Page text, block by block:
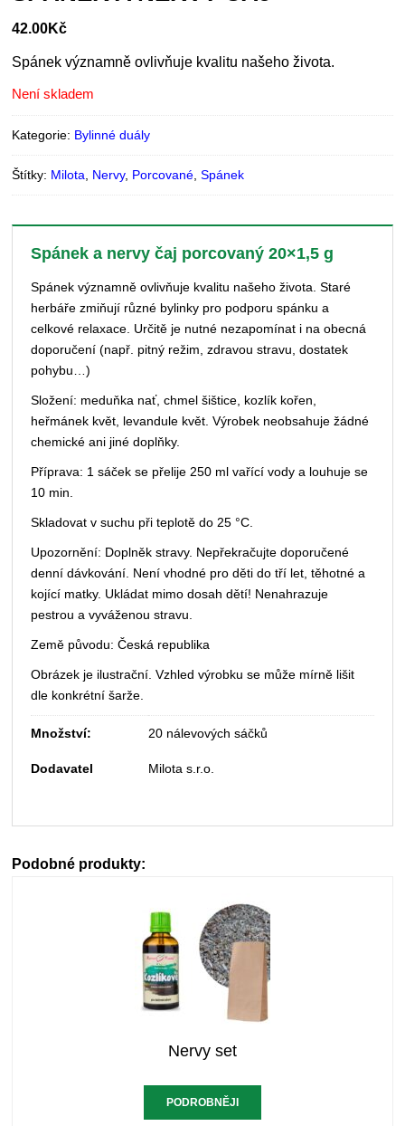
42.00Kč
Spánek významně ovlivňuje kvalitu našeho života.
Není skladem
Kategorie: Bylinné duály
Štítky: Milota Nervy, Porcované Spánek
Spánek a nervy čaj porcovaný 20×1,5 g
Spánek významně ovlivňuje kvalitu našeho života. Staré
herbáře zmiňují různé bylinky pro podporu spánku a
celkové relaxace. Určitě je nutné nezapomínat i na obecná
doporučení (např. pitný režim, zdravou stravu, dostatek
pohybu…)
Složení: meduňka nať, chmel šištice, kozlík kořen,
heřmánek květ, levandule květ. Výrobek neobsahuje žádné
chemické ani jiné doplňky.
Příprava: 1 sáček se přelije 250 ml vařící vody a louhuje se
10 min.
Skladovat v suchu při teplotě do 25 °C.
Upozornění: Doplněk stravy. Nepřekračujte doporučené
denní dávkování. Není vhodné pro děti do tří let, těhotné a
kojící matky. Ukládat mimo dosah dětí! Nenahrazuje
pestrou a vyváženou stravu.
Země původu: Česká republika
Obrázek je ilustrační. Vzhled výrobku se může mírně lišit
dle konkrétní šarže.
Množství: 20 nálevových sáčků
Dodavatel Milota s.r.o.
Podobné produkty:
Nervy set
PODROBNĚJI